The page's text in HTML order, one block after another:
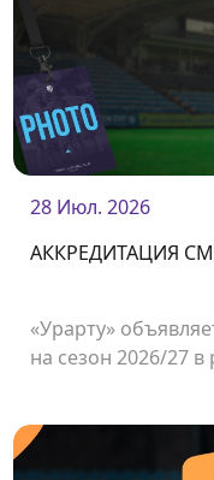
28 Июл. 2026
АККРЕДИТАЦИЯ
«Урарту»
на сезон 2026/27